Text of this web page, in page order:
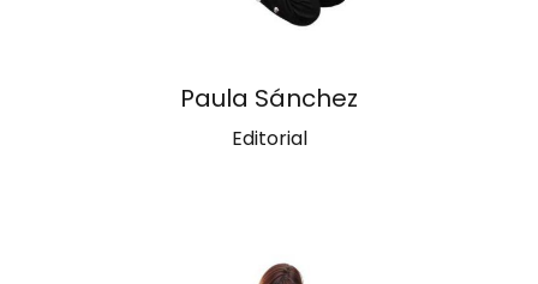
Paula Sánchez
Editorial